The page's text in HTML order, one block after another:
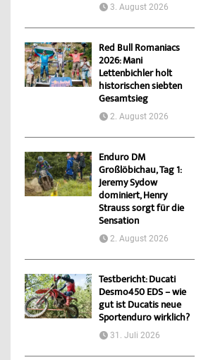
3. August 2026
Red Bull Romaniacs
2026: Mani
Lettenbichler holt
historischen siebten
Gesamtsieg
2. August 2026
Enduro DM
Großlöbichau, Tag 1:
Jeremy Sydow
dominiert, Henry
Strauss sorgt für die
Sensation
2. August 2026
Testbericht: Ducati
Desmo450 EDS – wie
gut ist Ducatis neue
Sportenduro wirklich?
31. Juli 2026